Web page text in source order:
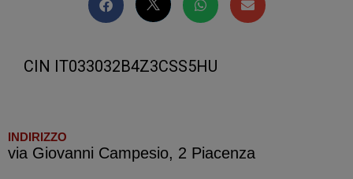
CIN IT033032B4Z3CSS5HU
INDIRIZZO
via Giovanni Campesio, 2 Piacenza